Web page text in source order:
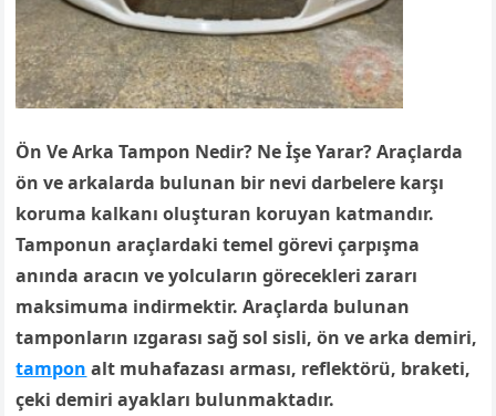
Ön Ve Arka Tampon Nedir? Ne İşe Yarar? Araçlarda
ön ve arkalarda bulunan bir nevi darbelere karşı
koruma kalkanı oluşturan koruyan katmandır.
Tamponun araçlardaki temel görevi çarpışma
anında aracın ve yolcuların görecekleri zararı
maksimuma indirmektir. Araçlarda bulunan
tamponların ızgarası sağ sol sisli, ön ve arka demiri,
tampon alt muhafazası arması, reflektörü, braketi,
çeki demiri ayakları bulunmaktadır.